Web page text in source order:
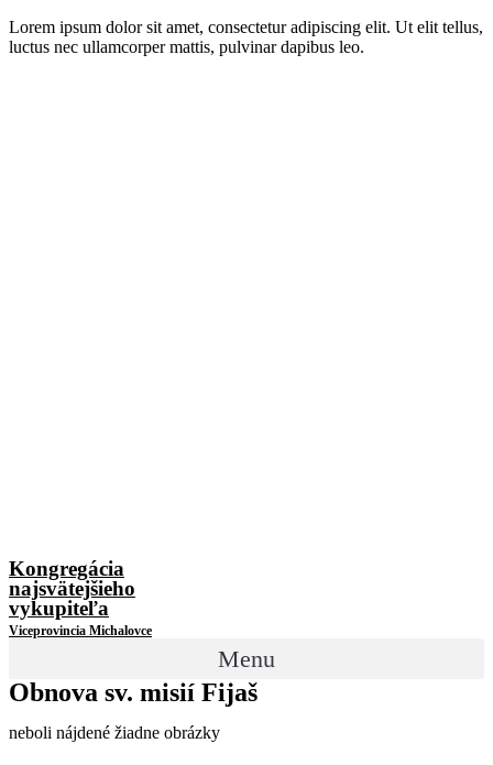
Lorem ipsum dolor sit amet, consectetur adipiscing elit. Ut elit tellus,
luctus nec ullamcorper mattis, pulvinar dapibus leo.
Kongregácia
najsvätejšieho
vykupiteľa
Viceprovincia Michalovce
Menu
Obnova sv. misií Fijaš
neboli nájdené žiadne obrázky